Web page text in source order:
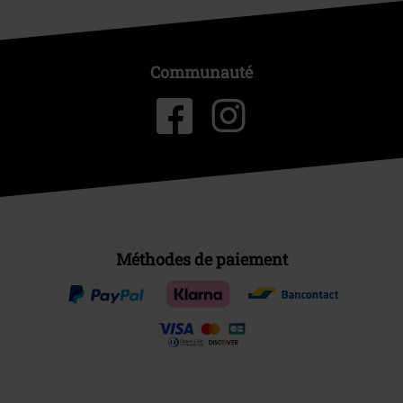
Communauté
Méthodes de paiement